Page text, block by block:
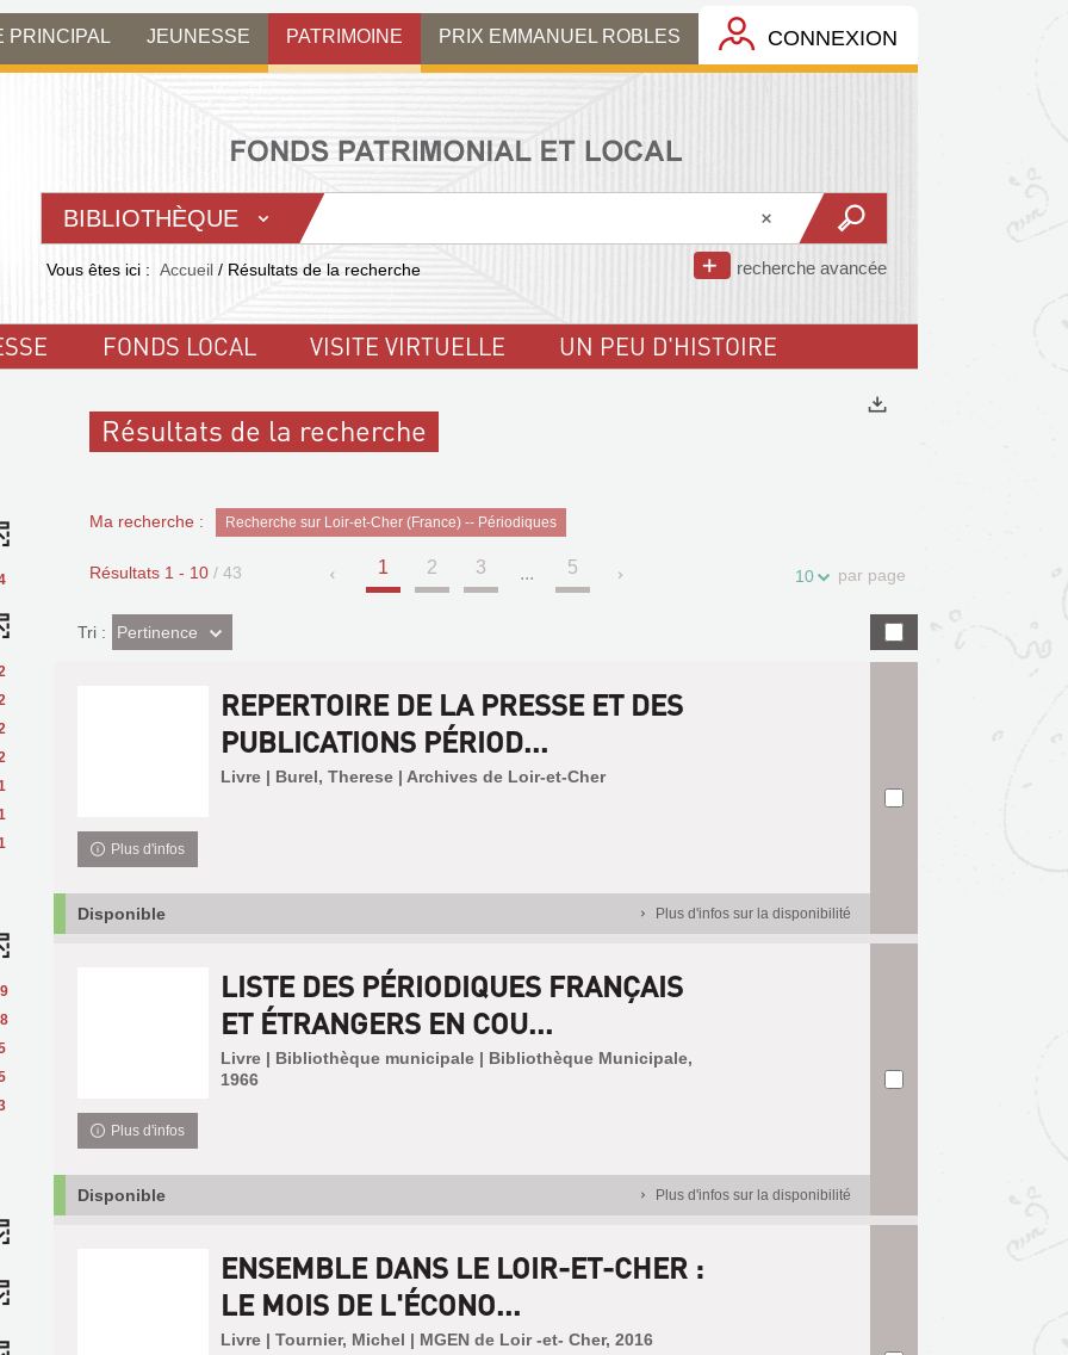
PRINCIPAL JEUNESSE PATRIMOINE PRIX EMMANUEL ROBLES CONNEXION
BIBLIOTHÈQUE
recherche avancée
Vous êtes ici : Accueil / Résultats de la recherche
FONDS LOCAL VISITE VIRTUELLE UN PEU D'HISTOIRE
Résultats de la recherche
Ma recherche : Recherche sur Loir-et-Cher (France) -- Périodiques
Résultats 1 - 10 / 43 1 2 3 ... 5 10 par page
Tri :(Effet
imédiat)
Pertinence
REPERTOIRE DE LA PRESSE ET DES
PUBLICATIONS PÉRIOD...
Livre | Burel, Therese | Archives de Loir-et-Cher
Plus d'infos
Disponible Plus d'infos sur la disponibilité
LISTE DES PÉRIODIQUES FRANÇAIS
ET ÉTRANGERS EN COU...
Livre | Bibliothèque municipale | Bibliothèque Municipale,
1966
Plus d'infos
Disponible Plus d'infos sur la disponibilité
ENSEMBLE DANS LE LOIR-ET-CHER :
LE MOIS DE L'ÉCONO...
Livre | Tournier, Michel | MGEN de Loir -et- Cher, 2016